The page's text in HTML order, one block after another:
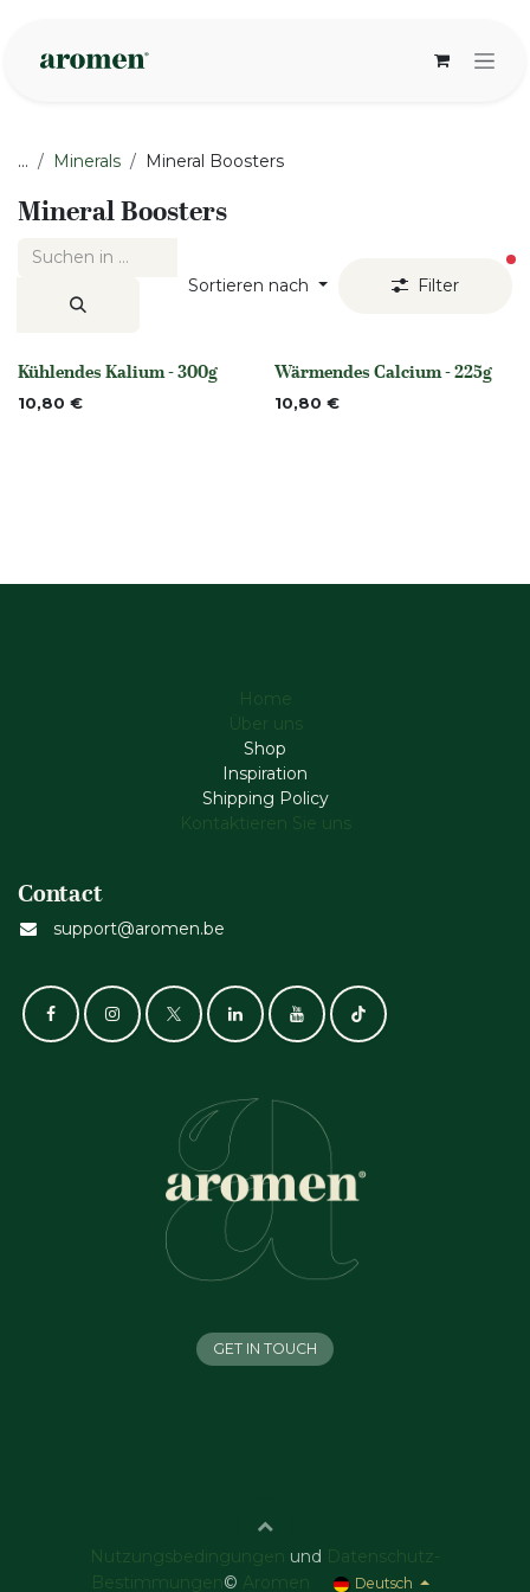
... Minerals Mineral Boosters
Mineral Boosters
Sortieren nach Filter
None
Kühlendes Kalium - 300g
10,80 € None
Wärmendes Calcium - 225g
10,80 €
Home
Über uns
Shop
Inspiration
Shipping Policy
Kontaktieren Sie uns
Contact
support@aromen.be
GET IN TOUCH
Nutzungsbedingungen und
Datenschutz-
Bestimmungen © Aromen Deutsch